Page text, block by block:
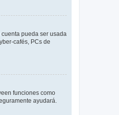
pueda ser usada
cafés, PCs de
funciones como
ayudará.